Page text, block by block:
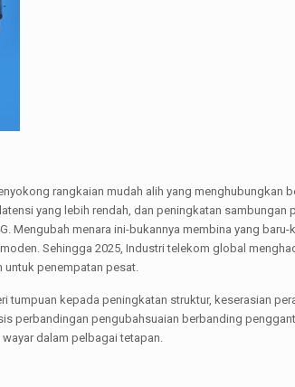
rangkaian mudah alih yang menghubungkan
yang lebih rendah, dan peningkatan sambungan
Mengubah menara ini-bukannya membina yang baru-
Sehingga 2025, Industri telekom global
untuk penempatan pesat.
kepada peningkatan struktur, keserasian
perbandingan pengubahsuaian berbanding
dalam pelbagai tetapan.